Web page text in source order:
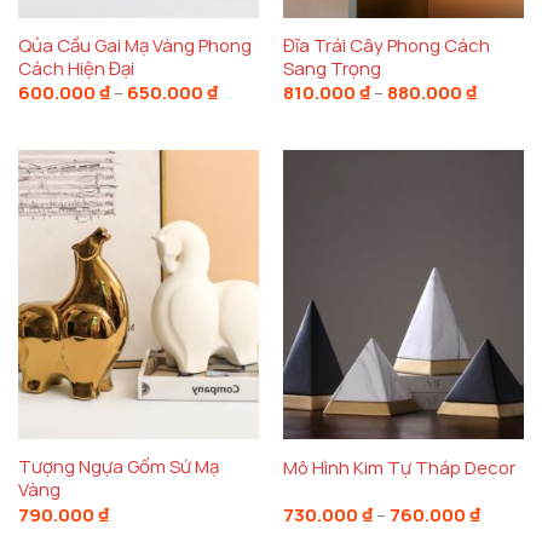
Qủa Cầu Gai Mạ Vàng Phong
Cách Hiện Đại
600.000 ₫ – 650.000 ₫Khoảng
Đĩa Trái Cây Phong Cách
Sang Trọng
810.000 ₫ – 880.000 ₫Khoảng
Tượng Ngựa Gốm Sứ Mạ
Vàng
790.000 ₫
Mô Hình Kim Tự Tháp Decor
730.000 ₫ – 760.000 ₫Khoảng
giá: